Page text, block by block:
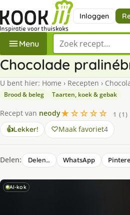
Inloggen
Menu Zoek een recept
Chocolade
U bent hier: Home › Recepten ›
Brood & beleg Taarten, koek & gebak
Recept van neody★☆☆☆☆
1 (1)
👍Lekker! Maak favoriet4
Delen: Delen… WhatsApp
AI-kok